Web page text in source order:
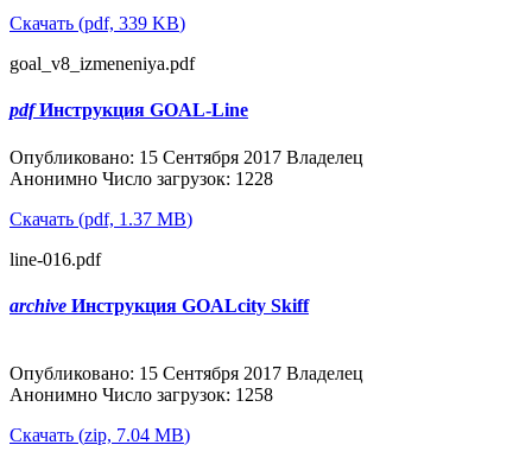
Скачать (pdf, 339 KB)
goal_v8_izmeneniya.pdf
pdf Инструкция GOAL-Line
Опубликовано: 15 Сентября 2017 Владелец
Анонимно Число загрузок: 1228
Скачать (pdf, 1.37 MB)
line-016.pdf
archive Инструкция GOALcity Skiff
Опубликовано: 15 Сентября 2017 Владелец
Анонимно Число загрузок: 1258
Скачать (zip, 7.04 MB)